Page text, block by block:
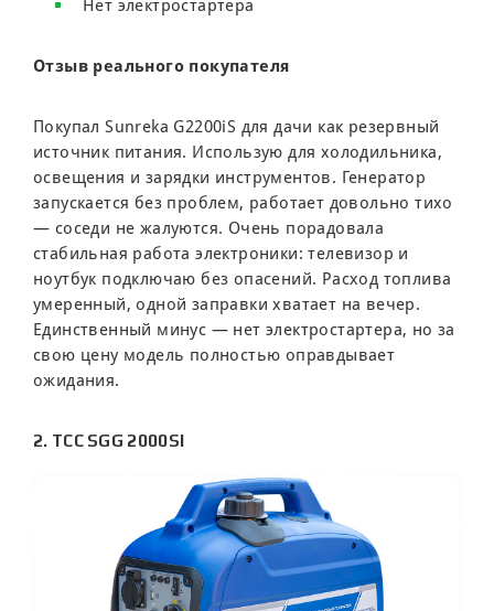
Нет электростартера
Отзыв реального покупателя
Покупал Sunreka G2200iS для дачи как резервный
источник питания. Использую для холодильника,
освещения и зарядки инструментов. Генератор
запускается без проблем, работает довольно тихо
— соседи не жалуются. Очень порадовала
стабильная работа электроники: телевизор и
ноутбук подключаю без опасений. Расход топлива
умеренный, одной заправки хватает на вечер.
Единственный минус — нет электростартера, но за
свою цену модель полностью оправдывает
ожидания.
2. ТСС SGG 2000SI